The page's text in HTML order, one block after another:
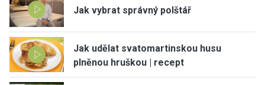
Jak vybrat správný polštář
Jak udělat svatomartinskou husu
plněnou hruškou | recept